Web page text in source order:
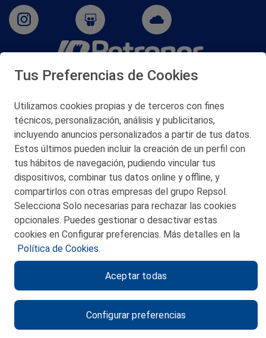
San Martín 5-Edificio Muñatones,
© 2026 Petronor S.A.
CONTACTO
MAPA WEB
POLITICA DE PRIVACIDAD
POLITICA DE COOKIES
CANAL DE ÉTICA
Tus Preferencias de Cookies
Utilizamos cookies propias y de terceros con fines
técnicos, personalización, análisis y publicitarios,
incluyendo anuncios personalizados a partir de tus datos.
Estos últimos pueden incluir la creación de un perfil con
tus hábitos de navegación, pudiendo vincular tus
dispositivos, combinar tus datos online y offline, y
compartirlos con otras empresas del grupo Repsol.
Selecciona Solo necesarias para rechazar las cookies
opcionales. Puedes gestionar o desactivar estas
cookies en Configurar preferencias. Más detalles en la
Política de Cookies.
Configurar preferencias
Aceptar todas